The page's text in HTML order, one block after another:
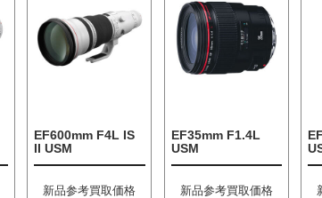
EF600mm F4L IS
II USM
新品参考買取価格
EF35mm F1.4L
USM
新品参考買取価格